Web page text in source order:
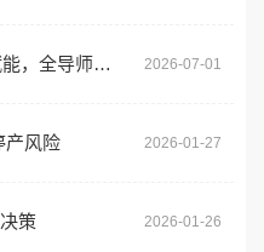
中梁咨询 | 六大增长布局收官赋能，全导师深度拆解 + 多行业老板实战逆袭！ 2026-07-01
产风险 2026-01-27
策 2026-01-26